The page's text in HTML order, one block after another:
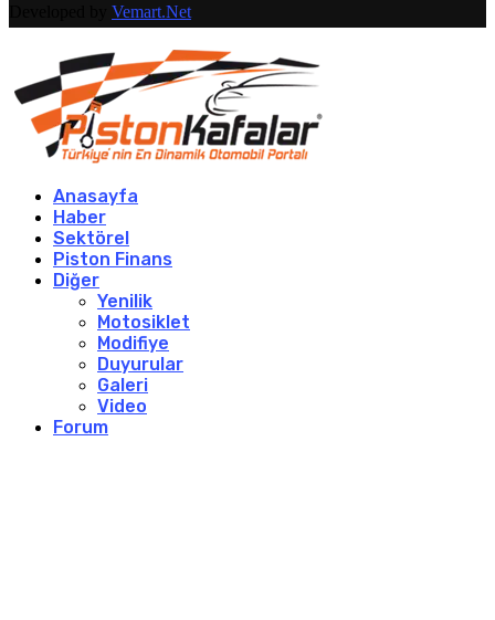
Vemart.Net
Anasayfa
Haber
Sektörel
Piston Finans
Diğer
Yenilik
Motosiklet
Modifiye
Duyurular
Galeri
Video
Forum